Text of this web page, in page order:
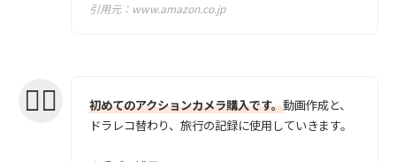
引用元： www.amazon.co.jp
初めてのアクションカメラ購入です。動画作成と、
ドラレコ替わり、旅行の記録に使用していきます。